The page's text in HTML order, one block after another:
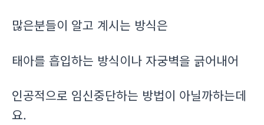
많은분들이 알고 계시는 방식은
태아를 흡입하는 방식이나 자궁벽을 긁어내어
인공적으로 임신중단하는 방법이 아닐까하는데
요.